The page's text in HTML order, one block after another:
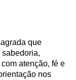
que
atenção, fé e
nos